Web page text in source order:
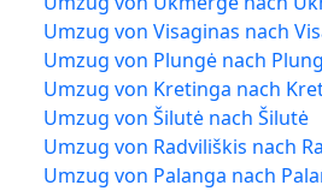
Umzug von Visaginas nach
Umzug von Plungė nach
Umzug von Kretinga nach
Umzug von Šilutė nach Šilutė
Umzug von Radviliškis nach
Umzug von Palanga nach